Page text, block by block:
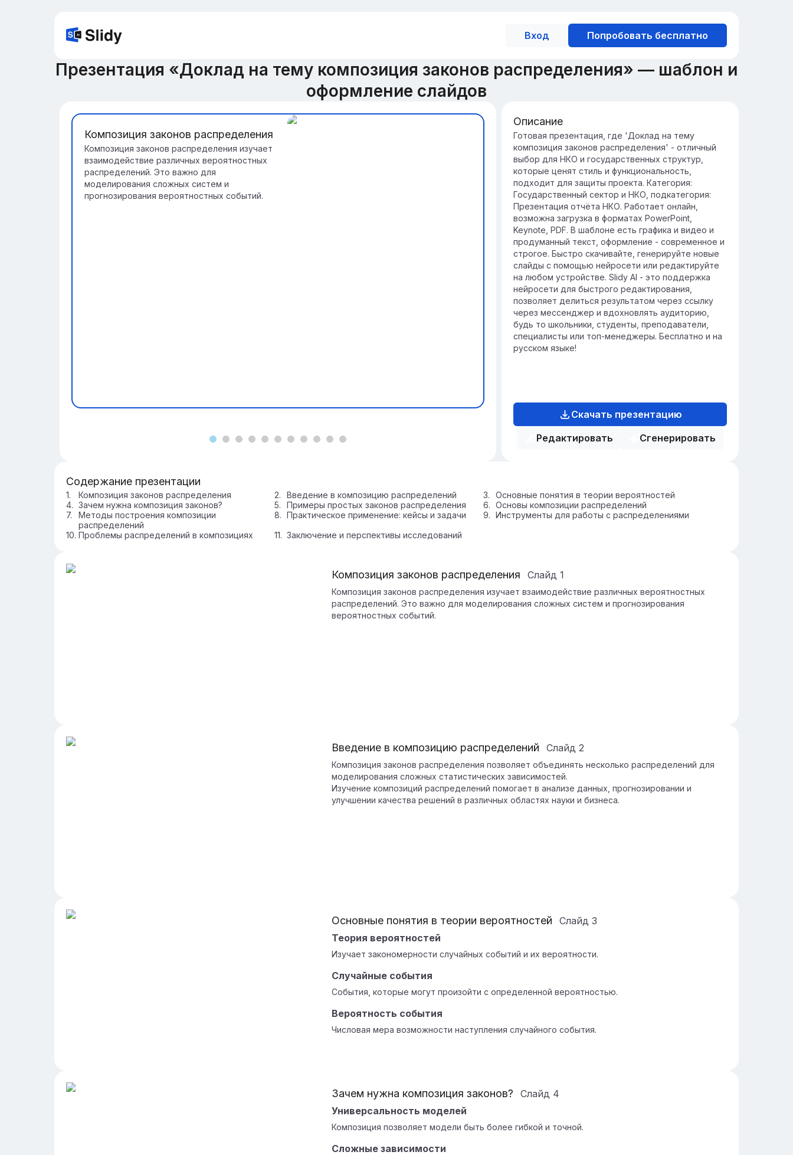
Вход Попробовать бесплатно
Презентация «Доклад на тему композиция законов распределения» — шаблон и
оформление слайдов
Композиция законов распределения
Композиция законов распределения изучает
взаимодействие различных вероятностных
распределений. Это важно для
моделирования сложных систем и
прогнозирования вероятностных событий.
Введение в композицию
распределений
Композиция законов распределения
позволяет объединять несколько
распределений для моделирования сложных
статистических зависимостей.
Изучение композиций распределений
помогает в анализе данных,
прогнозировании и улучшении качества
решений в различных областях науки и
бизнеса.
Описание
Готовая презентация, где 'Доклад на тему
композиция законов распределения' - отличный
выбор для НКО и государственных структур,
которые ценят стиль и функциональность,
подходит для защиты проекта. Категория:
Государственный сектор и НКО, подкатегория:
Презентация отчёта НКО. Работает онлайн,
возможна загрузка в форматах PowerPoint,
Keynote, PDF. В шаблоне есть графика и видео и
продуманный текст, оформление - современное и
строгое. Быстро скачивайте, генерируйте новые
слайды с помощью нейросети или редактируйте
на любом устройстве. Slidy AI - это поддержка
нейросети для быстрого редактирования,
позволяет делиться результатом через ссылку
через мессенджер и вдохновлять аудиторию,
будь то школьники, студенты, преподаватели,
специалисты или топ-менеджеры. Бесплатно и на
русском языке!
Скачать презентацию
Редактировать
Сгенерировать
Содержание презентации
Композиция законов распределения Введение в композицию распределений
Основные понятия в теории вероятностей
Зачем нужна композиция законов?
Примеры простых законов распределения
Основы композиции распределений
Методы построения композиции
распределений
Практическое применение: кейсы и задачи
Инструменты для работы с распределениями
Проблемы распределений в композициях
Заключение и перспективы исследований
Композиция законов распределения Слайд 1
Композиция законов распределения изучает взаимодействие различных вероятностных
распределений. Это важно для моделирования сложных систем и прогнозирования
вероятностных событий.
Введение в композицию распределений Слайд 2
Композиция законов распределения позволяет объединять несколько распределений для
моделирования сложных статистических зависимостей.
Изучение композиций распределений помогает в анализе данных, прогнозировании и
улучшении качества решений в различных областях науки и бизнеса.
Основные понятия в теории вероятностей Слайд 3
Теория вероятностей
Изучает закономерности случайных событий и их вероятности.
Случайные события
События, которые могут произойти с определенной вероятностью.
Вероятность события
Числовая мера возможности наступления случайного события.
Зачем нужна композиция законов? Слайд 4
Универсальность моделей
Композиция позволяет модели быть более гибкой и точной.
Сложные зависимости